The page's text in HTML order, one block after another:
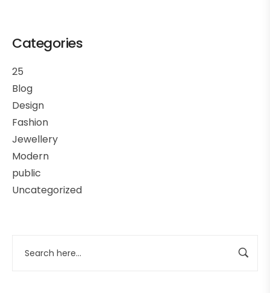
Categories
25
Blog
Design
Fashion
Jewellery
Modern
public
Uncategorized